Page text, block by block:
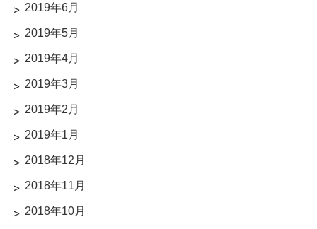
2019年6月
2019年5月
2019年4月
2019年3月
2019年2月
2019年1月
2018年12月
2018年11月
2018年10月